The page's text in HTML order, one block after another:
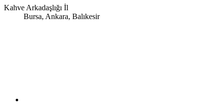
Kahve Arkadaşlığı İl
Bursa, Ankara, Balıkesir